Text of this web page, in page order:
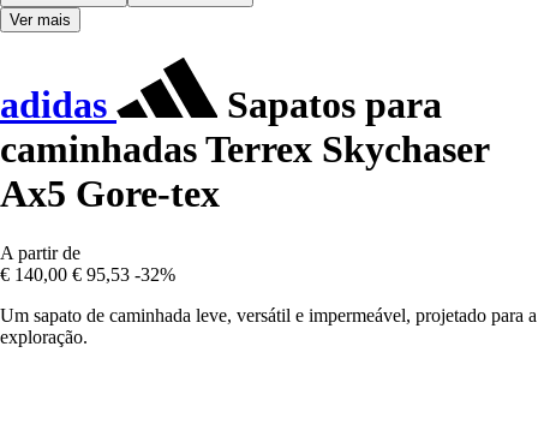
Ver mais
adidas
Sapatos para
caminhadas Terrex Skychaser
Ax5 Gore-tex
A partir de
€ 140,00 € 95,53 -32%
Um sapato de caminhada leve, versátil e impermeável, projetado para a
exploração.